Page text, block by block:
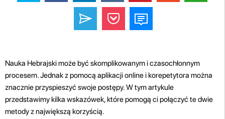
Nauka Hebrajski może być skomplikowanym i czasochłonnym
procesem. Jednak z pomocą aplikacji online i korepetytora można
znacznie przyspieszyć swoje postępy. W tym artykule
przedstawimy kilka wskazówek, które pomogą ci połączyć te dwie
metody z największą korzyścią.